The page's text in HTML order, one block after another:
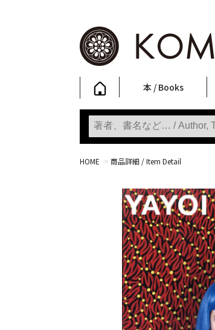
本 / Books
写真集
Photobooks
ファッション
Fashion
アート / 美術
Art
文学・人文
Literature & Humanities
日本文化
Japanese Culture
新刊
New Books
SALE
SALE
HOME > 商品詳細 / Item Detail